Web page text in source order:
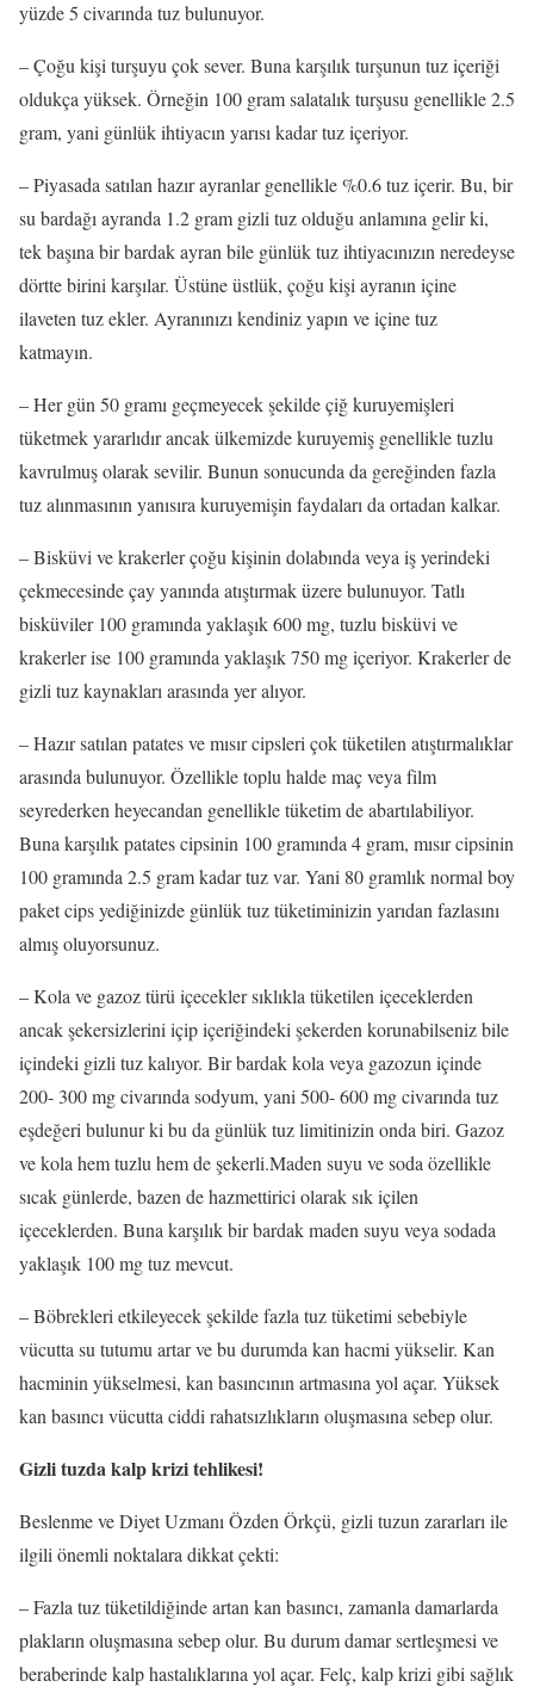
yüzde 5 civarında tuz bulunuyor.
– Çoğu kişi turşuyu çok sever. Buna karşılık turşunun tuz içeriği
oldukça yüksek. Örneğin 100 gram salatalık turşusu genellikle 2.5
gram, yani günlük ihtiyacın yarısı kadar tuz içeriyor.
– Piyasada satılan hazır ayranlar genellikle %0.6 tuz içerir. Bu, bir
su bardağı ayranda 1.2 gram gizli tuz olduğu anlamına gelir ki,
tek başına bir bardak ayran bile günlük tuz ihtiyacınızın neredeyse
dörtte birini karşılar. Üstüne üstlük, çoğu kişi ayranın içine
ilaveten tuz ekler. Ayranınızı kendiniz yapın ve içine tuz
katmayın.
– Her gün 50 gramı geçmeyecek şekilde çiğ kuruyemişleri
tüketmek yararlıdır ancak ülkemizde kuruyemiş genellikle tuzlu
kavrulmuş olarak sevilir. Bunun sonucunda da gereğinden fazla
tuz alınmasının yanısıra kuruyemişin faydaları da ortadan kalkar.
– Bisküvi ve krakerler çoğu kişinin dolabında veya iş yerindeki
çekmecesinde çay yanında atıştırmak üzere bulunuyor. Tatlı
bisküviler 100 gramında yaklaşık 600 mg, tuzlu bisküvi ve
krakerler ise 100 gramında yaklaşık 750 mg içeriyor. Krakerler de
gizli tuz kaynakları arasında yer alıyor.
– Hazır satılan patates ve mısır cipsleri çok tüketilen atıştırmalıklar
arasında bulunuyor. Özellikle toplu halde maç veya film
seyrederken heyecandan genellikle tüketim de abartılabiliyor.
Buna karşılık patates cipsinin 100 gramında 4 gram, mısır cipsinin
100 gramında 2.5 gram kadar tuz var. Yani 80 gramlık normal boy
paket cips yediğinizde günlük tuz tüketiminizin yarıdan fazlasını
almış oluyorsunuz.
– Kola ve gazoz türü içecekler sıklıkla tüketilen içeceklerden
ancak şekersizlerini içip içeriğindeki şekerden korunabilseniz bile
içindeki gizli tuz kalıyor. Bir bardak kola veya gazozun içinde
200- 300 mg civarında sodyum, yani 500- 600 mg civarında tuz
eşdeğeri bulunur ki bu da günlük tuz limitinizin onda biri. Gazoz
ve kola hem tuzlu hem de şekerli.Maden suyu ve soda özellikle
sıcak günlerde, bazen de hazmettirici olarak sık içilen
içeceklerden. Buna karşılık bir bardak maden suyu veya sodada
yaklaşık 100 mg tuz mevcut.
– Böbrekleri etkileyecek şekilde fazla tuz tüketimi sebebiyle
vücutta su tutumu artar ve bu durumda kan hacmi yükselir. Kan
hacminin yükselmesi, kan basıncının artmasına yol açar. Yüksek
kan basıncı vücutta ciddi rahatsızlıkların oluşmasına sebep olur.
Gizli tuzda kalp krizi tehlikesi!
Beslenme ve Diyet Uzmanı Özden Örkçü, gizli tuzun zararları ile
ilgili önemli noktalara dikkat çekti:
– Fazla tuz tüketildiğinde artan kan basıncı, zamanla damarlarda
plakların oluşmasına sebep olur. Bu durum damar sertleşmesi ve
beraberinde kalp hastalıklarına yol açar. Felç, kalp krizi gibi sağlık